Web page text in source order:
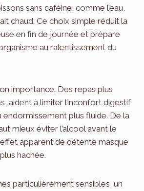
sans caféine, comme l’eau,
chaud. Ce choix simple réduit la
en fin de journée et prépare
au ralentissement du
importance. Des repas plus
aident à limiter l’inconfort digestif
endormissement plus fluide. De la
mieux éviter l’alcool avant le
apparent de détente masque
hachée.
particulièrement sensibles, un